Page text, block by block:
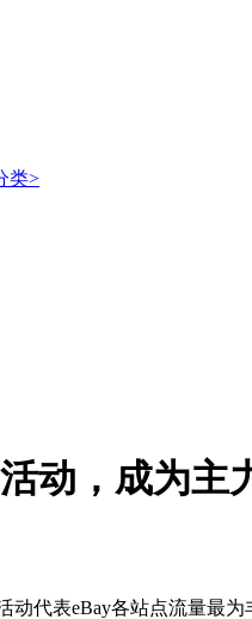
类>
动，成为主
动代表eBay各站点流量